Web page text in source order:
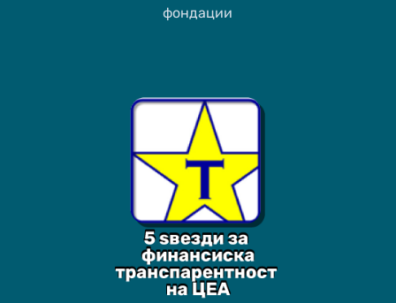
фондации